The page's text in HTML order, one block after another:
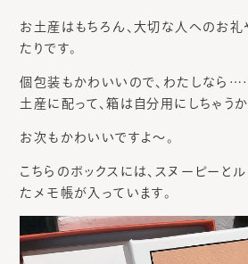
お土産はもちろん、大切な人へのお礼
たりです。
個包装もかわいいので、わたしなら
土産に配って、箱は自分用にしちゃう
お次もかわいいですよ～。
こちらのボックスには、スヌーピーと
たメモ帳が入っています。